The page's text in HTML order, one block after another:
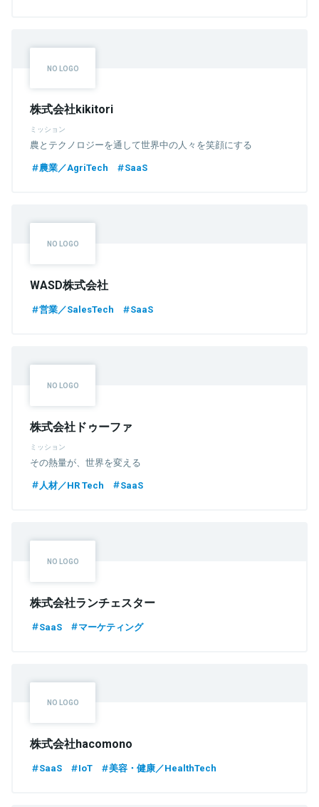
株式会社kikitori
ミッション
農とテクノロジーを通して世界中の人々を笑顔にする
農業／AgriTech
SaaS
WASD株式会社
営業／SalesTech SaaS
株式会社ドゥーファ
ミッション
その熱量が、世界を変える
人材／HR Tech
SaaS
株式会社ランチェスター
SaaS マーケティング
株式会社hacomono
SaaS IoT 美容・健康／HealthTech